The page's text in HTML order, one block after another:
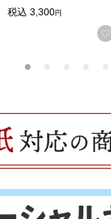
気に入りに登録する
税込 3,300円